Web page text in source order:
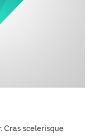
Cras scelerisque